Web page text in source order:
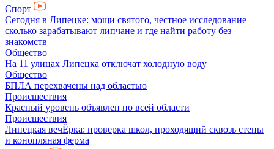
Спорт
Сегодня в Липецке: мощи святого, честное исследование –
сколько зарабатывают липчане и где найти работу без
знакомств
Общество
На 11 улицах Липецка отключат холодную воду
Общество
БПЛА перехвачены над областью
Происшествия
Красный уровень объявлен по всей области
Происшествия
Липецкая вечЁрка: проверка школ, проходящий сквозь стены
и конопляная ферма